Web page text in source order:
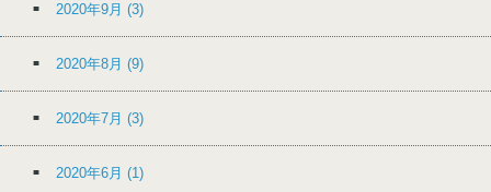
2020年9月 (3)
2020年8月 (9)
2020年7月 (3)
2020年6月 (1)